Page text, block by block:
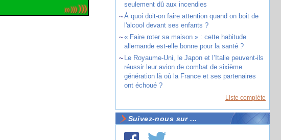
seulement dû aux incendies
~À quoi doit-on faire attention quand on boit de
l'alcool devant ses enfants ?
~« Faire roter sa maison » : cette habitude
allemande est-elle bonne pour la santé ?
~ Le Royaume-Uni, le Japon et l’Italie peuvent-ils
réussir leur avion de combat de sixième
génération là où la France et ses partenaires
ont échoué ?
Liste complète
Suivez-nous sur ...